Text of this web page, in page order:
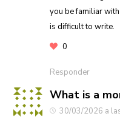
you be familiar
is difficult to write.
0
Responder
What is a
30/03/2026 a